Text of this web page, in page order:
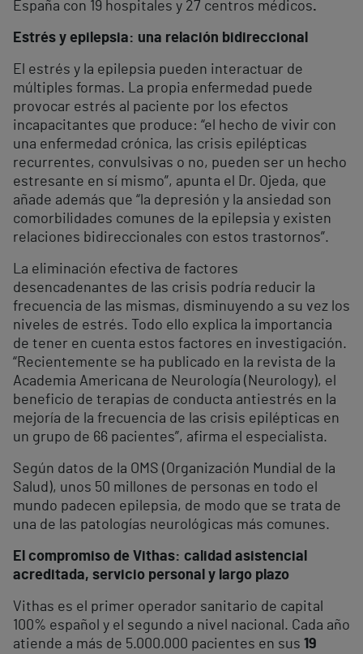
España con 19 hospitales y 27 centros médicos.
Estrés y epilepsia: una relación bidireccional
El estrés y la epilepsia pueden interactuar de
múltiples formas. La propia enfermedad puede
provocar estrés al paciente por los efectos
incapacitantes que produce: “el hecho de vivir con
una enfermedad crónica, las crisis epilépticas
recurrentes, convulsivas o no, pueden ser un hecho
estresante en sí mismo”, apunta el Dr. Ojeda, que
añade además que “la depresión y la ansiedad son
comorbilidades comunes de la epilepsia y existen
relaciones bidireccionales con estos trastornos”.
La eliminación efectiva de factores
desencadenantes de las crisis podría reducir la
frecuencia de las mismas, disminuyendo a su vez los
niveles de estrés. Todo ello explica la importancia
de tener en cuenta estos factores en investigación.
“Recientemente se ha publicado en la revista de la
Academia Americana de Neurología (Neurology), el
beneficio de terapias de conducta antiestrés en la
mejoría de la frecuencia de las crisis epilépticas en
un grupo de 66 pacientes”, afirma el especialista.
Según datos de la OMS (Organización Mundial de la
Salud), unos 50 millones de personas en todo el
mundo padecen epilepsia, de modo que se trata de
una de las patologías neurológicas más comunes.
El compromiso de Vithas: calidad asistencial
acreditada, servicio personal y largo plazo
Vithas es el primer operador sanitario de capital
100% español y el segundo a nivel nacional. Cada año
atiende a más de 5.000.000 pacientes en sus 19